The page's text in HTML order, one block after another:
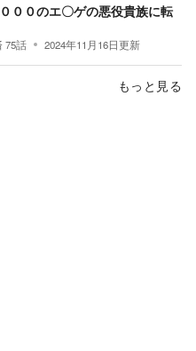
００のエ〇ゲの悪役貴族に転
75話 2024年11月16日更新
もっと見る